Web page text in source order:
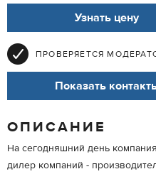
Узнать цену
ПРОВЕРЯЕТСЯ
Показать
ОПИСАНИЕ
На сегодняшний день
дилер компаний -